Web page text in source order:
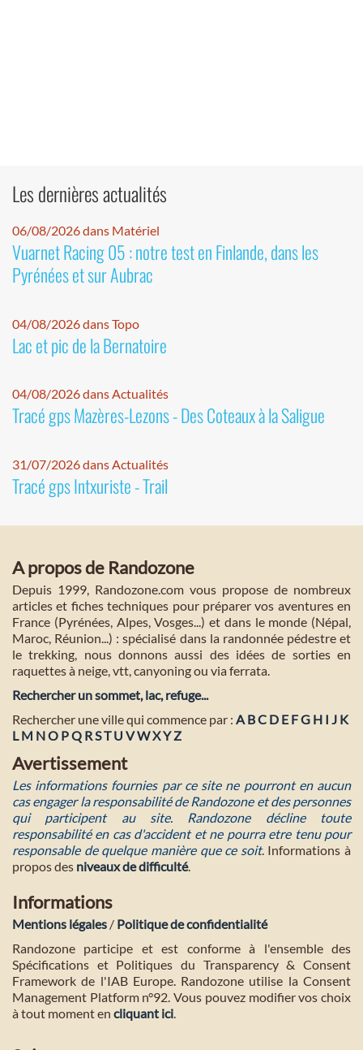
Les dernières actualités
06/08/2026 dans Matériel
Vuarnet Racing 05 : notre test en Finlande, dans les
Pyrénées et sur Aubrac
04/08/2026 dans Topo
Lac et pic de la Bernatoire
04/08/2026 dans Actualités
Tracé gps Mazères-Lezons - Des Coteaux à la Saligue
31/07/2026 dans Actualités
Tracé gps Intxuriste - Trail
A propos de Randozone
Depuis 1999, Randozone.com vous propose de nombreux
articles et fiches techniques pour préparer vos aventures en
France (Pyrénées, Alpes, Vosges...) et dans le monde (Népal,
Maroc, Réunion...) : spécialisé dans la randonnée pédestre et
le trekking, nous donnons aussi des idées de sorties en
raquettes à neige, vtt, canyoning ou via ferrata.
Rechercher un sommet, lac, refuge...
Rechercher une ville qui commence par : A BC D E FG H I J K
L M NO PQ RST U VWXYZ
Avertissement
Les informations fournies par ce site ne pourront en aucun
cas engager la responsabilité de Randozone et des personnes
qui participent au site. Randozone décline toute
responsabilité en cas d'accident et ne pourra etre tenu pour
responsable de quelque manière que ce soit. Informations à
propos des niveaux de difficulté.
Informations
Mentions légales / Politique de confidentialité
Randozone participe et est conforme à l'ensemble des
Spécifications et Politiques du Transparency & Consent
Framework de l'IAB Europe. Randozone utilise la Consent
Management Platform n°92. Vous pouvez modifier vos choix
à tout moment en cliquant ici.